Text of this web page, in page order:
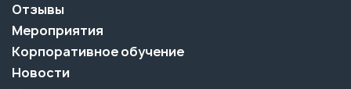
Отзывы
Мероприятия
Корпоративное обучение
Новости